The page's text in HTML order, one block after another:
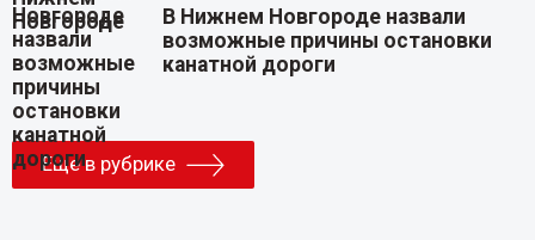
В Нижнем Новгороде назвали
возможные причины остановки
канатной дороги
Еще в рубрике